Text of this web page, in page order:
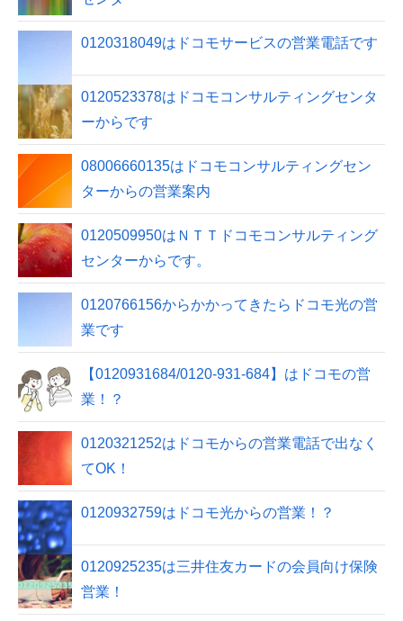
0120318049はドコモサービスの営業電話です
0120523378はドコモコンサルティングセンタ
ーからです
08006660135はドコモコンサルティングセン
ターからの営業案内
0120509950はＮＴＴドコモコンサルティング
センターからです。
0120766156からかかってきたらドコモ光の営
業です
【0120931684/0120-931-684】はドコモの営
業！？
0120321252はドコモからの営業電話で出なく
てOK！
0120932759はドコモ光からの営業！？
0120925235は三井住友カードの会員向け保険
営業！